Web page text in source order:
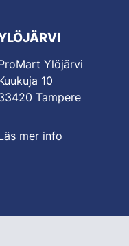
Ylöjärvi
10
Tampere
mer info